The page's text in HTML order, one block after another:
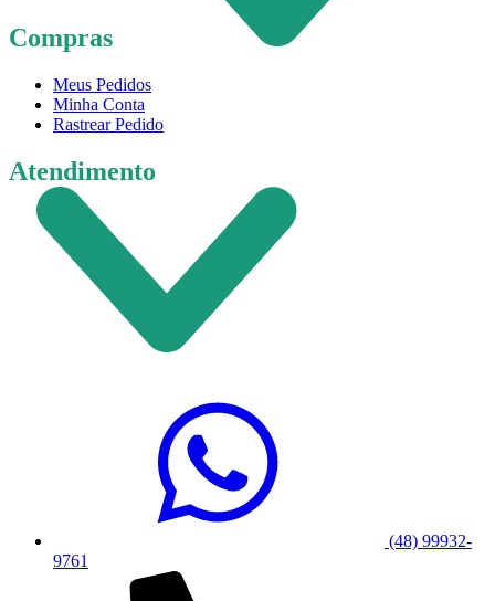
Compras
Meus Pedidos
Minha Conta
Rastrear Pedido
Atendimento
(48) 99932-
9761